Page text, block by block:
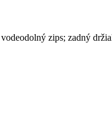
zips; zadný